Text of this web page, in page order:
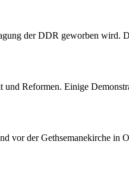
der DDR geworben wird.
Reformen. Einige
vor der Gethsemanekirche in